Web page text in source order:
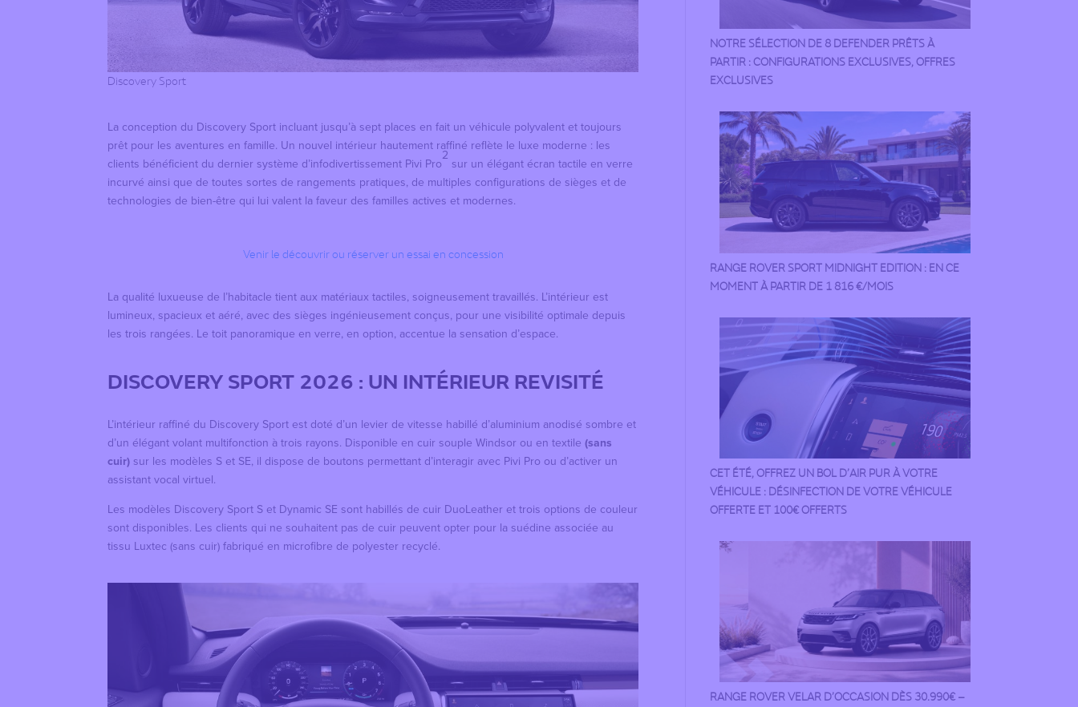
Discovery Sport
La conception du Discovery Sport incluant jusqu’à sept places en fait un véhicule polyvalent et toujours
prêt pour les aventures en famille. Un nouvel intérieur hautement raffiné reflète le luxe moderne : les
clients bénéficient du dernier système d’infodivertissement Pivi Pro
2
sur un élégant écran tactile en verre
incurvé ainsi que de toutes sortes de rangements pratiques, de multiples configurations de sièges et de
technologies de bien-être qui lui valent la faveur des familles actives et modernes.
Venir le découvrir ou réserver un essai en concession
La qualité luxueuse de l’habitacle tient aux matériaux tactiles, soigneusement travaillés. L’intérieur est
lumineux, spacieux et aéré, avec des sièges ingénieusement conçus, pour une visibilité optimale depuis
les trois rangées. Le toit panoramique en verre, en option, accentue la sensation d’espace.
DISCOVERY SPORT 2026 : UN INTÉRIEUR REVISITÉ
L’intérieur raffiné du Discovery Sport est doté d’un levier de vitesse habillé d’aluminium anodisé sombre et
d’un élégant volant multifonction à trois rayons. Disponible en cuir souple Windsor ou en textile(sans
cuir) sur les modèles S et SE, il dispose de boutons permettant d’interagir avec Pivi Pro ou d’activer un
assistant vocal virtuel.
Les modèles Discovery Sport S et Dynamic SE sont habillés de cuir DuoLeather et trois options de couleur
sont disponibles. Les clients qui ne souhaitent pas de cuir peuvent opter pour la suédine associée au
tissu Luxtec (sans cuir) fabriqué en microfibre de polyester recyclé.
NOTRE SÉLECTION DE 8 DEFENDER PRÊTS À
PARTIR : CONFIGURATIONS EXCLUSIVES, OFFRES
EXCLUSIVES
RANGE ROVER SPORT MIDNIGHT EDITION : EN CE
MOMENT À PARTIR DE 1 816 €/MOIS
CET ÉTÉ, OFFREZ UN BOL D’AIR PUR À VOTRE
VÉHICULE : DÉSINFECTION DE VOTRE VÉHICULE
OFFERTE ET 100€ OFFERTS
RANGE ROVER VELAR D’OCCASION DÈS 30.990€ –